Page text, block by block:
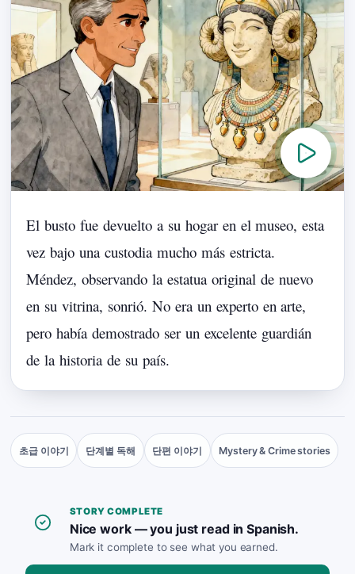
El busto fue devuelto a su hogar en el museo, esta
vez bajo una custodia mucho más estricta.
Méndez, observando la estatua original de nuevo
en su vitrina, sonrió. No era un experto en arte,
pero había demostrado ser un excelente guardián
de la historia de su país.
초급 이야기 단계별 독해 단편 이야기 Mystery & Crime stories
STORY COMPLETE
Nice work — you just read in Spanish.
Mark it complete to see what you earned.